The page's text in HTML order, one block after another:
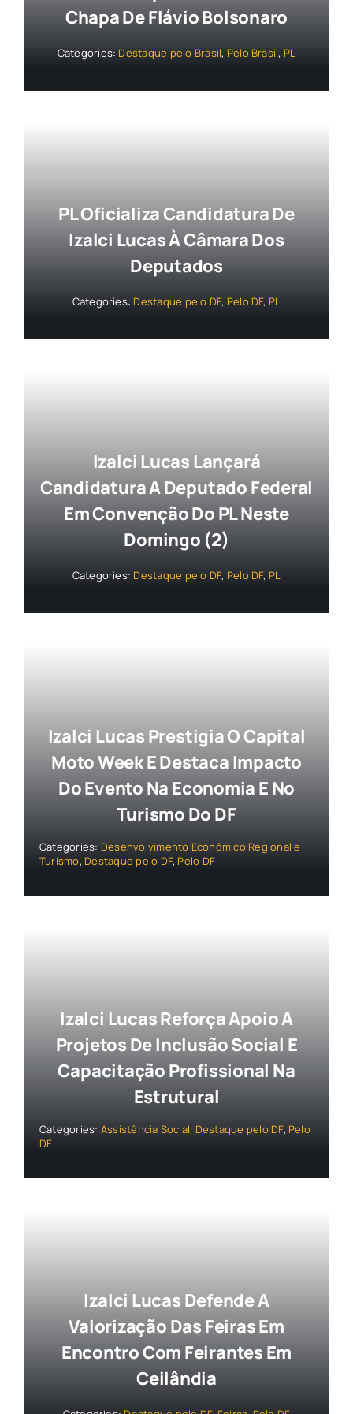
Chapa De Flávio Bolsonaro
Categories: Destaque pelo Brasil, Pelo Brasil, PL
PL Oficializa Candidatura De
Izalci Lucas À Câmara Dos
Deputados
Categories: Destaque pelo DF, Pelo DF, PL
Izalci Lucas Lançará
Candidatura A Deputado Federal
Em Convenção Do PL Neste
Domingo (2)
Categories: Destaque pelo DF, Pelo DF, PL
Izalci Lucas Prestigia O Capital
Moto Week E Destaca Impacto
Do Evento Na Economia E No
Turismo Do DF
Categories: Desenvolvimento Econômico Regional e
Turismo, Destaque pelo DF, Pelo DF
Izalci Lucas Reforça Apoio A
Projetos De Inclusão Social E
Capacitação Profissional Na
Estrutural
Categories: Assistência Social, Destaque pelo DF, Pelo
DF
Izalci Lucas Defende A
Valorização Das Feiras Em
Encontro Com Feirantes Em
Ceilândia